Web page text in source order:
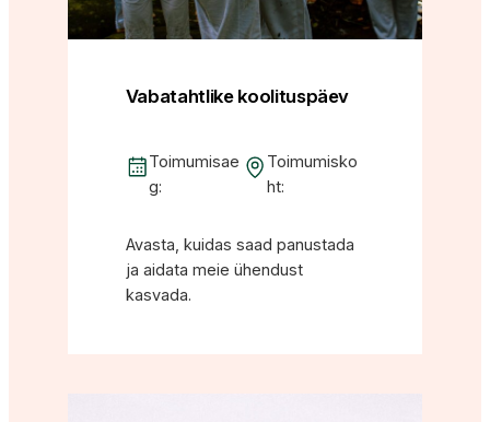
Vabatahtlike koolituspäev
Toimumisae
g:
Toimumisko
ht:
Avasta, kuidas saad panustada
ja aidata meie ühendust
kasvada.